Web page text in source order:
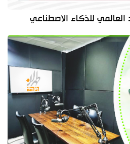
العالمي للذكاء الاصطناعي